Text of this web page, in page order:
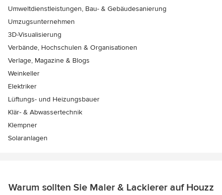
Umweltdienstleistungen, Bau- & Gebäudesanierung
Umzugsunternehmen
3D-Visualisierung
Verbände, Hochschulen & Organisationen
Verlage, Magazine & Blogs
Weinkeller
Elektriker
Lüftungs- und Heizungsbauer
Klär- & Abwassertechnik
Klempner
Solaranlagen
Warum sollten Sie Maler & Lackierer auf Houzz